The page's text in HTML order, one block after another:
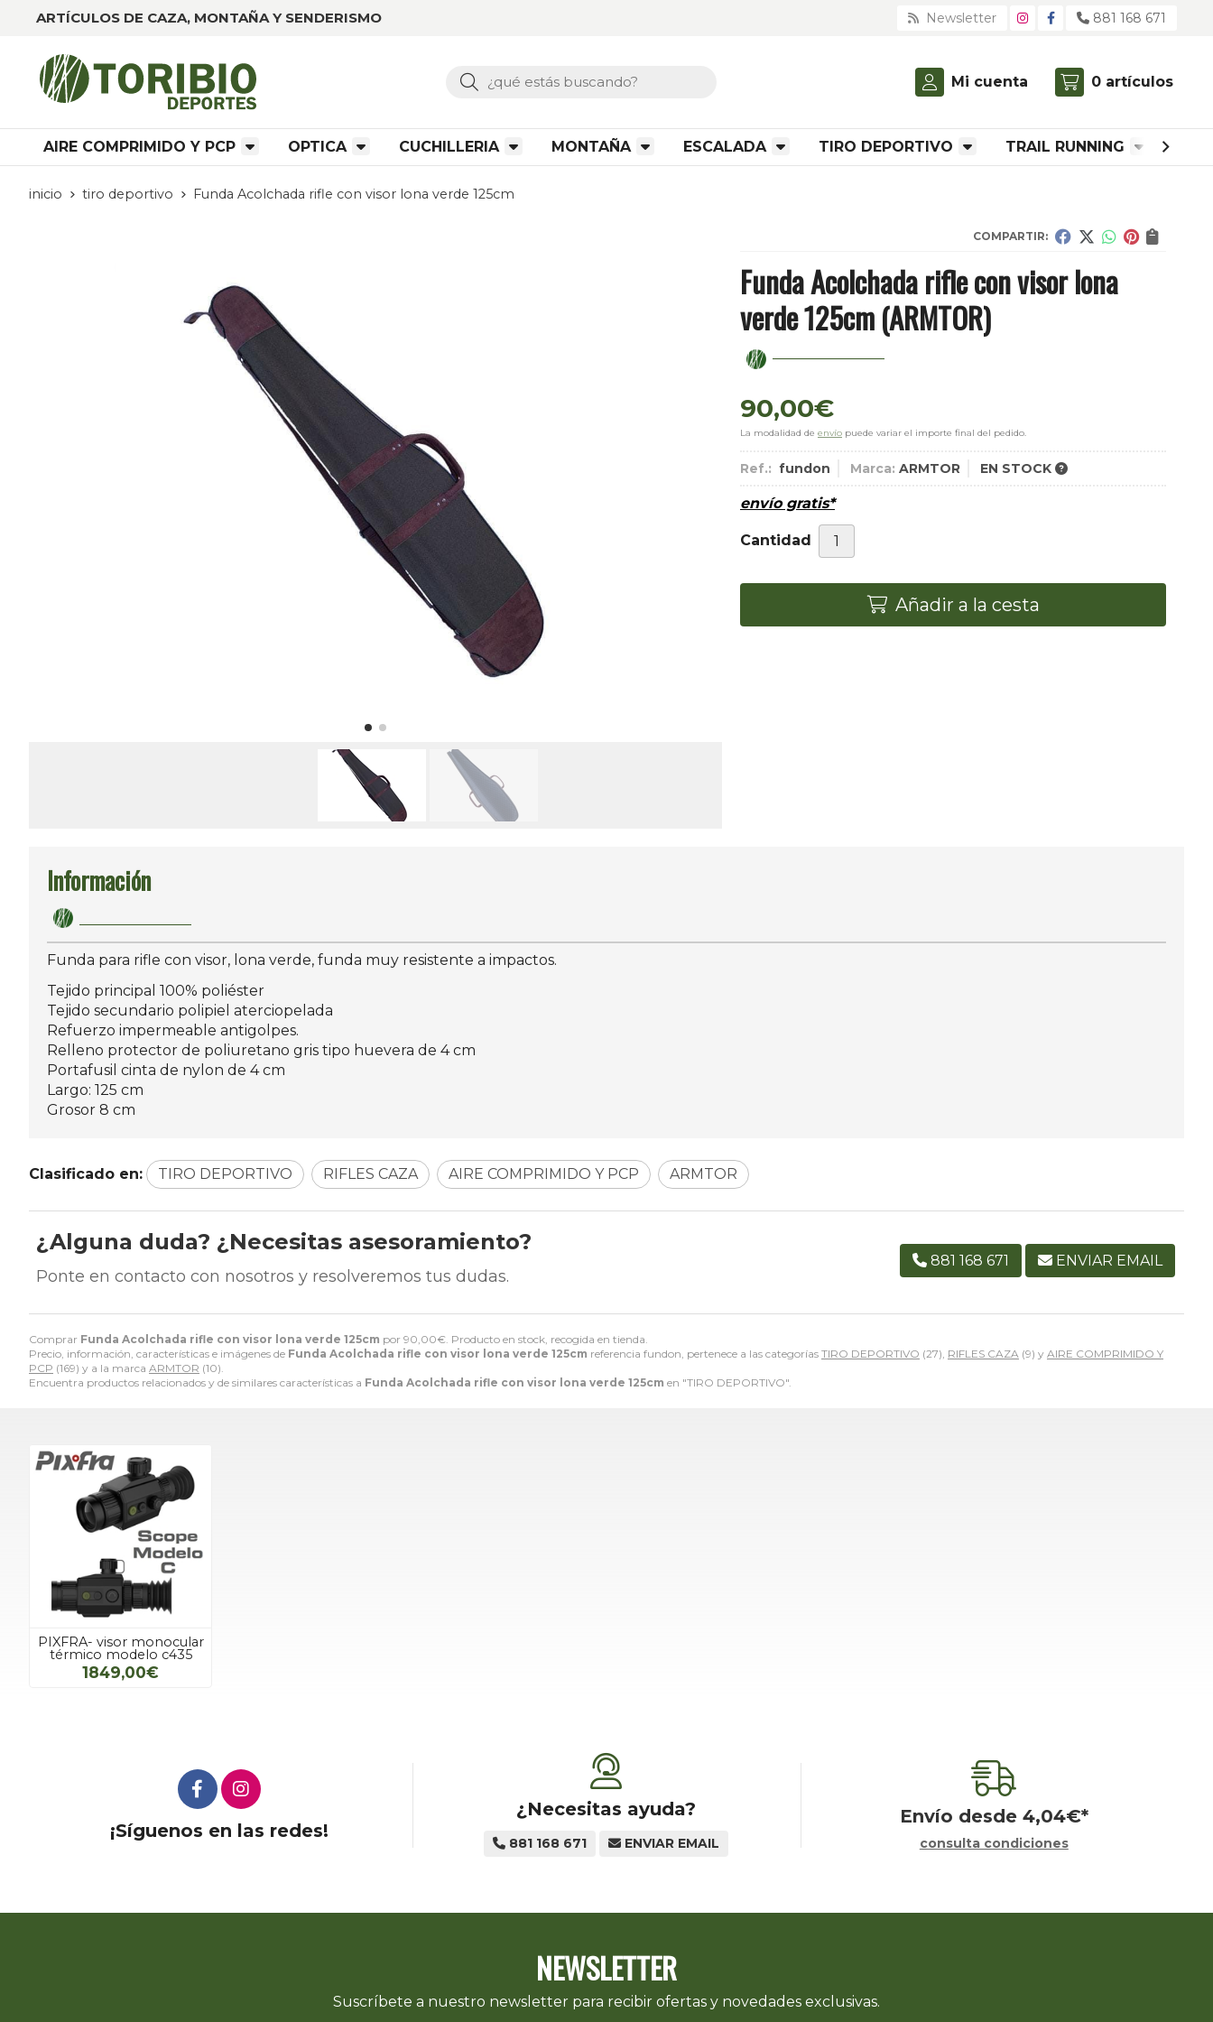
ARTÍCULOS DE CAZA, MONTAÑA Y SENDERISMO Newsletter 881 168 671
Buscar Mi cuenta 0 artículos
AIRE COMPRIMIDO Y PCP OPTICA CUCHILLERIA MONTAÑA ESCALADA TIRO DEPORTIVO TRAIL RUNNING
inicio tiro deportivo Funda Acolchada rifle con visor lona verde 125cm
COMPARTIR:
Funda Acolchada rifle con visor lona
verde 125cm(ARMTOR)
90,00€
La modalidad de envío puede variar el importe final del pedido.
Ref.: fundon Marca: ARMTOR EN STOCK
envío gratis*
Cantidad
Añadir a la cesta
Comprar Funda Acolchada rifle con visor lona verde 125cm por 90,00€. Producto en stock, recogida en tienda.
Precio, información, características e imágenes de Funda Acolchada rifle con visor lona verde 125cm referencia fundon, pertenece a las categorías TIRO DEPORTIVO (27), RIFLES CAZA (9) y AIRE COMPRIMIDO Y
PCP (169) y a la marca ARMTOR (10).
Encuentra productos relacionados y de similares características a Funda Acolchada rifle con visor lona verde 125cm en "TIRO DEPORTIVO".
Información
Funda para rifle con visor, lona verde, funda muy resistente a impactos.
Tejido principal 100% poliéster
Tejido secundario polipiel aterciopelada
Refuerzo impermeable antigolpes.
Relleno protector de poliuretano gris tipo huevera de 4 cm
Portafusil cinta de nylon de 4 cm
Largo: 125 cm
Grosor 8 cm
Clasificado en: TIRO DEPORTIVO RIFLES CAZA AIRE COMPRIMIDO Y PCP ARMTOR
¿Alguna duda? ¿Necesitas asesoramiento?
Ponte en contacto con nosotros y resolveremos tus dudas.
881 168 671 ENVIAR EMAIL
PIXFRA- visor monocular
térmico modelo c435
1849,00€
¡Síguenos en las redes!
¿Necesitas ayuda?
881 168 671 ENVIAR EMAIL
Envío desde 4,04€*
consulta condiciones
NEWSLETTER
Suscríbete a nuestro newsletter para recibir ofertas y novedades exclusivas.